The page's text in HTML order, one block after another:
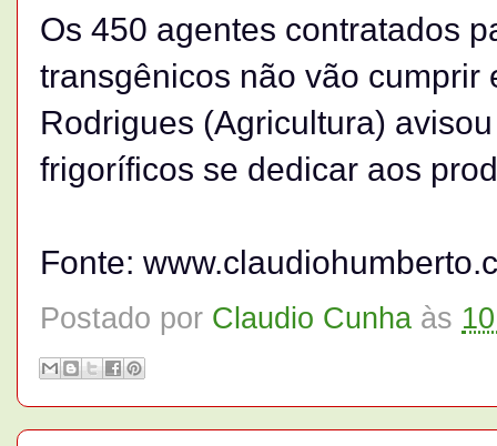
Os 450 agentes contratados
transgênicos não vão cumprir
Rodrigues (Agricultura)
frigoríficos se dedicar aos
Fonte:
Postado por Claudio Cunha às